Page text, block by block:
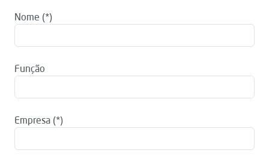
Nome
Função
Empresa